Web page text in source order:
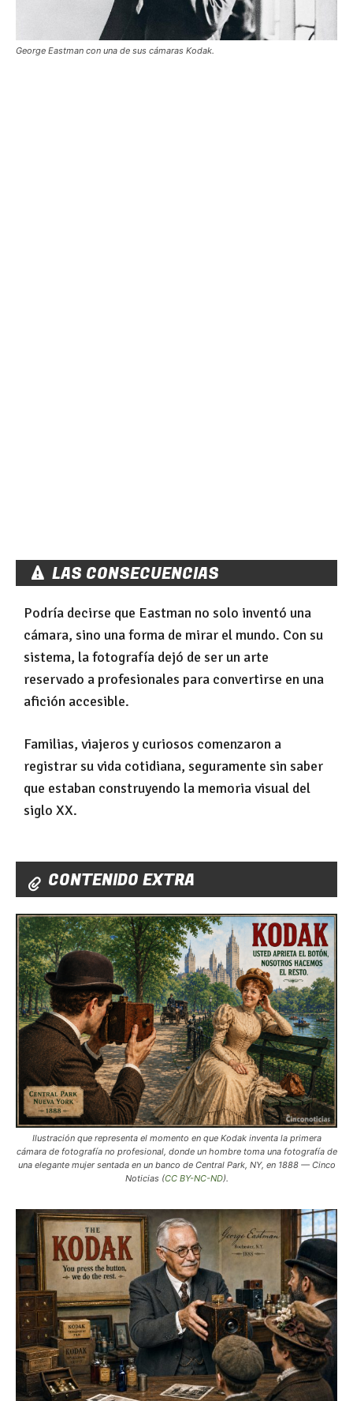
George Eastman con una de sus cámaras Kodak.
LAS CONSECUENCIAS
Podría decirse que Eastman no solo inventó una
cámara, sino una forma de mirar el mundo. Con su
sistema, la fotografía dejó de ser un arte
reservado a profesionales para convertirse en una
afición accesible.
Familias, viajeros y curiosos comenzaron a
registrar su vida cotidiana, seguramente sin saber
que estaban construyendo la memoria visual del
siglo XX.
CONTENIDO EXTRA
Ilustración que representa el momento en que Kodak inventa la primera
cámara de fotografía no profesional, donde un hombre toma una fotografía de
una elegante mujer sentada en un banco de Central Park, NY, en 1888 — Cinco
Noticias (CC BY-NC-ND).